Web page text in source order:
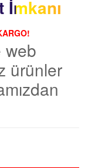
web
ürünler